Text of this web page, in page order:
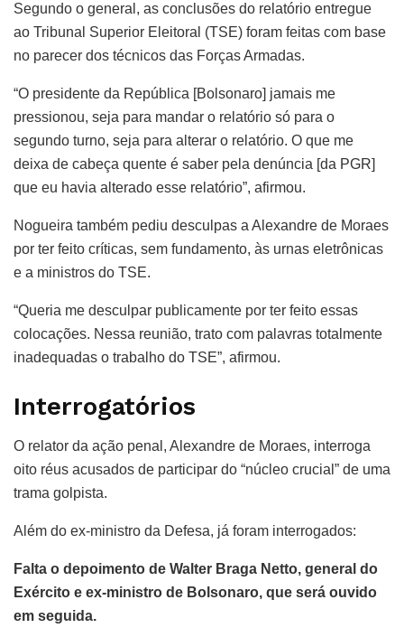
Segundo o general, as conclusões do relatório entregue
ao Tribunal Superior Eleitoral (TSE) foram feitas com base
no parecer dos técnicos das Forças Armadas.
“O presidente da República [Bolsonaro] jamais me
pressionou, seja para mandar o relatório só para o
segundo turno, seja para alterar o relatório. O que me
deixa de cabeça quente é saber pela denúncia [da PGR]
que eu havia alterado esse relatório”, afirmou.
Nogueira também pediu desculpas a Alexandre de Moraes
por ter feito críticas, sem fundamento, às urnas eletrônicas
e a ministros do TSE.
“Queria me desculpar publicamente por ter feito essas
colocações. Nessa reunião, trato com palavras totalmente
inadequadas o trabalho do TSE”, afirmou.
Interrogatórios
O relator da ação penal, Alexandre de Moraes, interroga
oito réus acusados de participar do “núcleo crucial” de uma
trama golpista.
Além do ex-ministro da Defesa, já foram interrogados:
Falta o depoimento de Walter Braga Netto, general do
Exército e ex-ministro de Bolsonaro, que será ouvido
em seguida.